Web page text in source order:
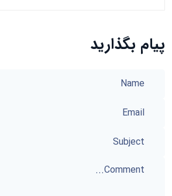
پیام بگذارید